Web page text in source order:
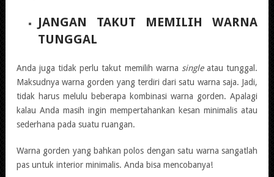
JANGAN TAKUT MEMILIH WARNA
TUNGGAL
Anda juga tidak perlu takut memilih warna singleatau tunggal.
Maksudnya warna gorden yang terdiri dari satu warna saja. Jadi,
tidak harus melulu beberapa kombinasi warna gorden. Apalagi
kalau Anda masih ingin mempertahankan kesan minimalis atau
sederhana pada suatu ruangan.
Warna gorden yang bahkan polos dengan satu warna sangatlah
pas untuk interior minimalis. Anda bisa mencobanya!